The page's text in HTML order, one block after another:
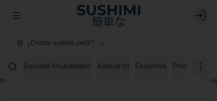
Abrir menu de navegación Login
¿Dónde quieres pedir?
Sushimi Mundialero Almuerzo Favoritos Promociones